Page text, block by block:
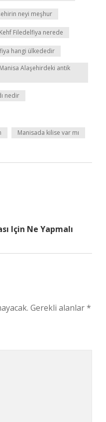
neyi meşhur
Filedelfiya nerede
hangi ülkededir
Alaşehirdeki antik
nedir
Manisada kilise var mı
Için Ne Yapmalı
Gerekli alanlar*